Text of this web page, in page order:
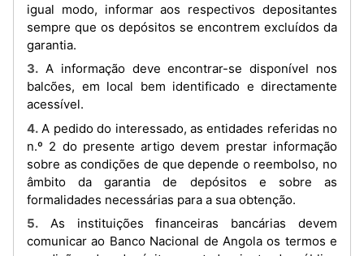
igual modo, informar aos respectivos depositantes
sempre que os depósitos se encontrem excluídos da
garantia.
3. A informação deve encontrar-se disponível nos
balcões, em local bem identificado e directamente
acessível.
4. A pedido do interessado, as entidades referidas no
n.º 2 do presente artigo devem prestar informação
sobre as condições de que depende o reembolso, no
âmbito da garantia de depósitos e sobre as
formalidades necessárias para a sua obtenção.
5. As instituições financeiras bancárias devem
comunicar ao Banco Nacional de Angola os termos e